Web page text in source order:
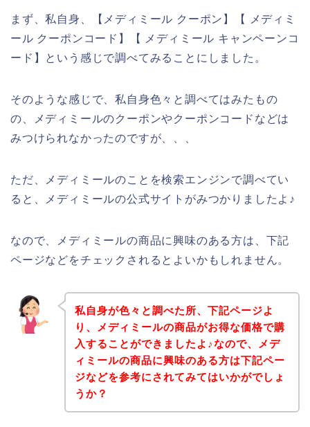
まず、私自身、【メディミール クーポン】【 メディミ
ール クーポンコード】【 メディミール キャンペーンコ
ード】という感じで調べてみることにしました。
そのような感じで、私自身色々と調べてはみたもの
の、メディミールのクーポンやクーポンコードなどは
みつけられなかったのですが、、、
ただ、メディミールのことを検索エンジンで調べてい
ると、メディミールの公式サイトがみつかりましたよ♪
なので、メディミールの商品に興味のある方は、下記
ページなどをチェックされるとよいかもしれません。
私自身が色々と調べた所、下記ページよ
り、メディミールの商品がお得な価格で購
入することができましたよ♪なので、メデ
ィミールの商品に興味のある方は下記ペー
ジなどを参考にされてみてはいかがでしょ
うか？